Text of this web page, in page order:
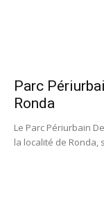
Parc
Ronda
Le Parc Périurbain
la localité de Ronda,